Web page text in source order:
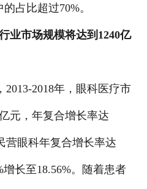
占比超过70%。
业市场规模将达到1240亿
2013-2018年，眼科医疗市
元，年复合增长率达
营眼科年复合增长率达
长至18.56%。随着患者